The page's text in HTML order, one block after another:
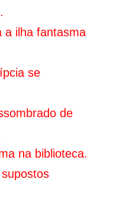
a ilha fantasma
se
de
na biblioteca.